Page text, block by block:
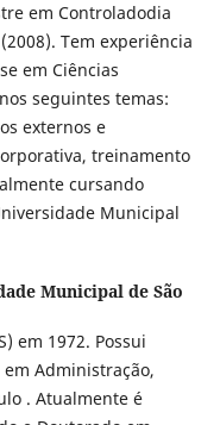
em Controladodia
Tem experiência
em Ciências
seguintes temas:
externos e
treinamento
cursando
Municipal
Municipal de São
em 1972. Possui
Administração,
. Atualmente é